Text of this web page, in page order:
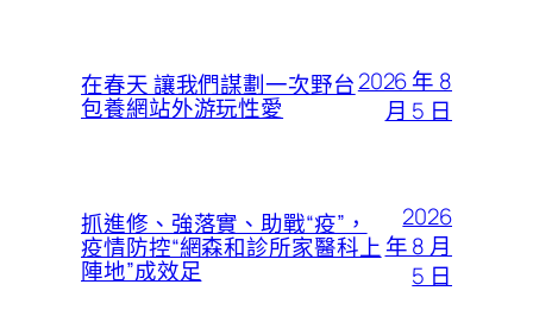
在春天 讓我們謀劃一次野台
包養網站外游玩性愛
2026 年 8
月 5 日
抓進修、強落實、助戰“疫”，
疫情防控“網森和診所家醫科上
陣地”成效足
2026
年 8 月
5 日